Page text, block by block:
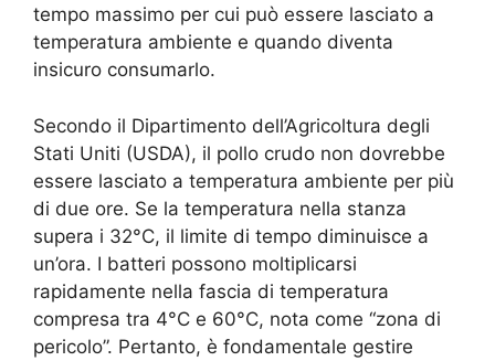
tempo massimo per cui può essere lasciato a
temperatura ambiente e quando diventa
insicuro consumarlo.
Secondo il Dipartimento dell’Agricoltura degli
Stati Uniti (USDA), il pollo crudo non dovrebbe
essere lasciato a temperatura ambiente per più
di due ore. Se la temperatura nella stanza
supera i 32°C, il limite di tempo diminuisce a
un’ora. I batteri possono moltiplicarsi
rapidamente nella fascia di temperatura
compresa tra 4°C e 60°C, nota come “zona di
pericolo”. Pertanto, è fondamentale gestire